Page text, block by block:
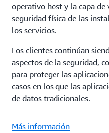
operativo host y la capa
seguridad física de las
los servicios.
Los clientes continúan
aspectos de la seguridad,
para proteger las
casos en los que las
de datos tradicionales.
Más información